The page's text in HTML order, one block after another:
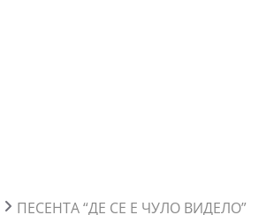
ПЕСЕНТА “ДЕ СЕ Е ЧУЛО ВИДЕЛО”